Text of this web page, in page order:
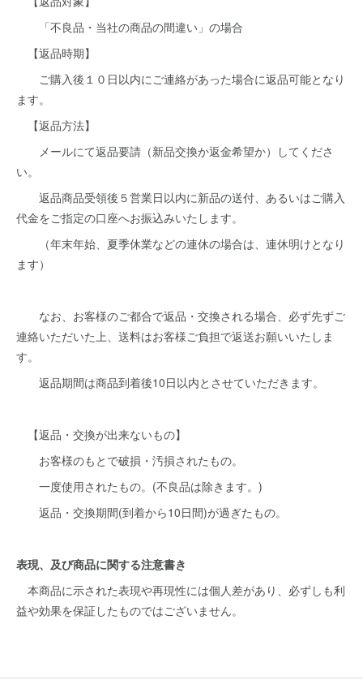
「不良品・当社の商品の間違い」の場合
【返品時期】
ご購入後１０日以内にご連絡があった場合に返品可能となり
ます。
【返品方法】
メールにて返品要請（新品交換か返金希望か）してくださ
い。
返品商品受領後５営業日以内に新品の送付、あるいはご購入
代金をご指定の口座へお振込みいたします。
（年末年始、夏季休業などの連休の場合は、連休明けとなり
ます）
なお、お客様のご都合で返品・交換される場合、必ず先ずご
連絡いただいた上、送料はお客様ご負担で返送お願いいたしま
す。
返品期間は商品到着後10日以内とさせていただきます。
【返品・交換が出来ないもの】
お客様のもとで破損・汚損されたもの。
一度使用されたもの。(不良品は除きます。)
返品・交換期間(到着から10日間)が過ぎたもの。
表現、及び商品に関する注意書き
本商品に示された表現や再現性には個人差があり、必ずしも利
益や効果を保証したものではございません。